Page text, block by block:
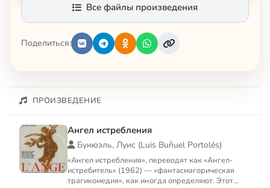
Все файлы произведения
Поделиться:
ПРОИЗВЕДЕНИЕ
Ангел истребления
Бунюэль, Луис (Luis Buñuel Portolés)
«Ангел истребления», переводят как «Ангел-
истребитель» (1962) — «фантасмагорическая
трагикомедия», как иногда определяют. Этот